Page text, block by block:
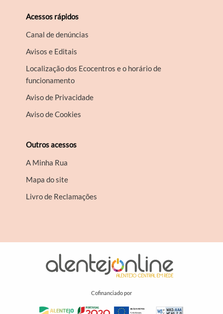
Acessos rápidos
Canal de denúncias
Avisos e Editais
Localização dos Ecocentros e o horário de
funcionamento
Aviso de Privacidade
Aviso de Cookies
Outros acessos
A Minha Rua
Mapa do site
Livro de Reclamações
Cofinanciado por